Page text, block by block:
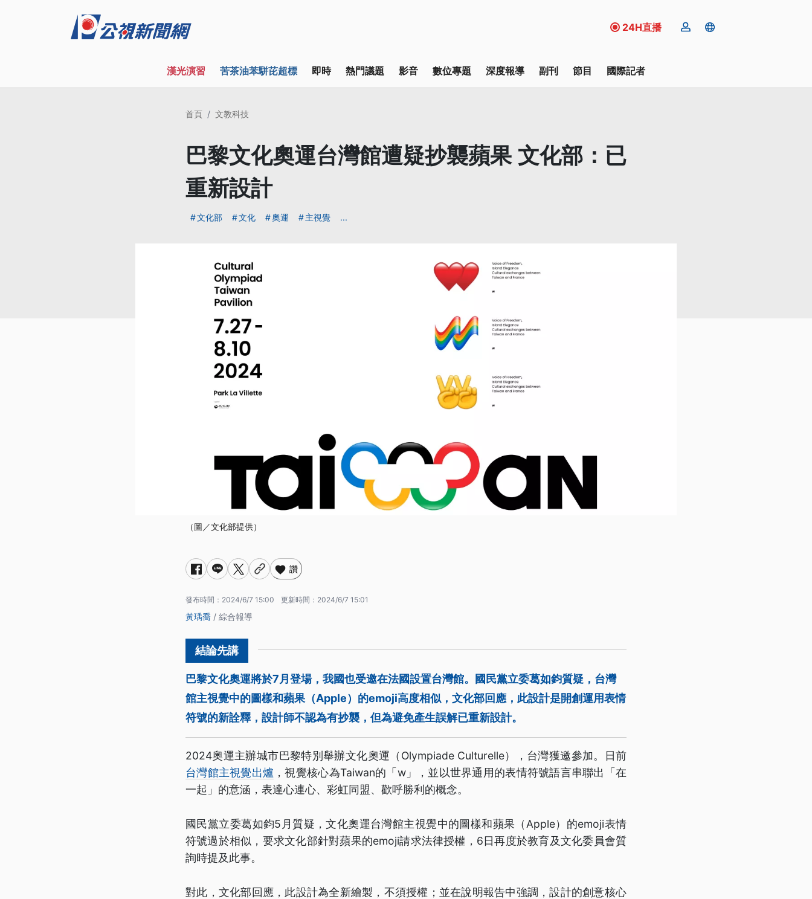
24H直播
漢光演習 苦茶油苯駢芘超標 即時 熱門議題 影音 數位專題 深度報導 副刊 節目 國際記者
首頁 文教科技
巴黎文化奧運台灣館遭疑抄襲蘋果 文化部：已
重新設計
文化部 文化 奧運 主視覺 ...
（圖／文化部提供）
讚
發布時間： 2024/6/7 15:00 更新時間： 2024/6/7 15:01
黃瑀喬 / 綜合報導
巴黎文化奧運將於7月登場，我國也受邀在法國設置台灣館。國民黨立委葛如鈞質疑，台灣
館主視覺中的圖樣和蘋果（Apple）的emoji高度相似，文化部回應，此設計是開創運用表情
符號的新詮釋，設計師不認為有抄襲，但為避免產生誤解已重新設計。
2024奧運主辦城市巴黎特別舉辦文化奧運（Olympiade Culturelle），台灣獲邀參加。日前
台灣館主視覺出爐 ，視覺核心為Taiwan的「w」，並以世界通用的表情符號語言串聯出「在
一起」的意涵，表達心連心、彩虹同盟、歡呼勝利的概念。
國民黨立委葛如鈞5月質疑，文化奧運台灣館主視覺中的圖樣和蘋果（Apple）的emoji表情
符號過於相似，要求文化部針對蘋果的emoji請求法律授權，6日再度於教育及文化委員會質
詢時提及此事。
對此，文化部回應，此設計為全新繪製，不須授權；並在說明報告中強調，設計的創意核心